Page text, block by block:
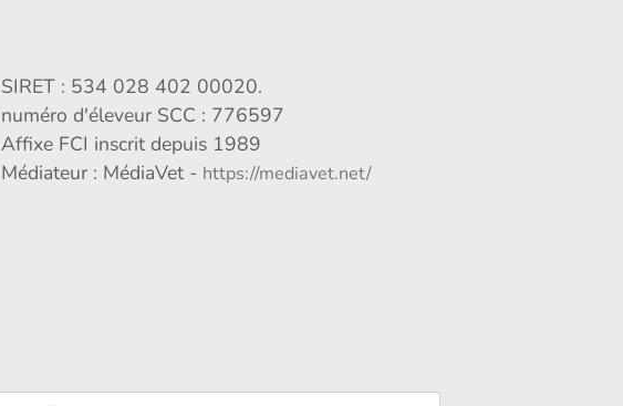
SIRET : 534 028 402 00020.
numéro d'éleveur SCC : 776597
Affixe FCI inscrit depuis 1989
Médiateur : MédiaVet - https://mediavet.net/